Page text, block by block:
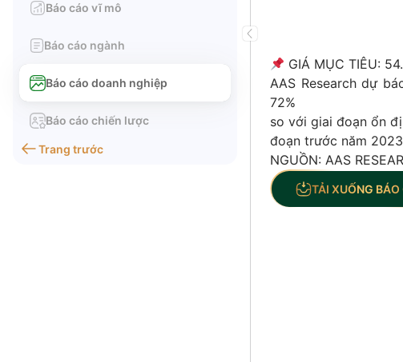
Báo cáo vĩ mô
Báo cáo ngành
Báo cáo doanh nghiệp
Báo cáo chiến lược
Trang trước
GIÁ MỤC TIÊU:
AAS Research dự
72%
so với giai đoạn ổn
đoạn trước năm
NGUỒN: AAS
TẢI XUỐNG BÁO